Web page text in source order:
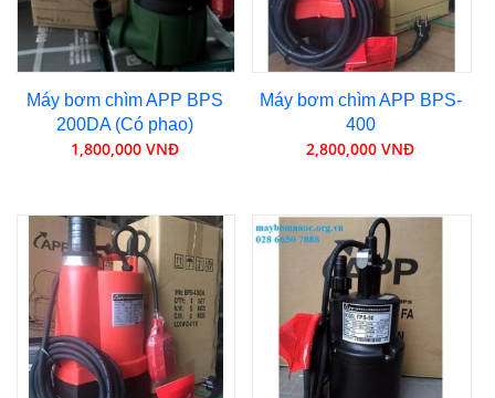
Máy bơm chìm APP BPS
200DA (Có phao)
1,800,000 VNĐ
Máy bơm chìm APP BPS-
400
2,800,000 VNĐ